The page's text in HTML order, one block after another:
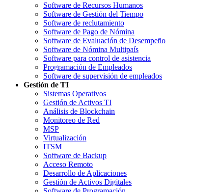
Software de Recursos Humanos
Software de Gestión del Tiempo
Software de reclutamiento
Software de Pago de Nómina
Software de Evaluación de Desempeño
Software de Nómina Multipaís
Software para control de asistencia
Programación de Empleados
Software de supervisión de empleados
Gestión de TI
Sistemas Operativos
Gestión de Activos TI
Análisis de Blockchain
Monitoreo de Red
MSP
Virtualización
ITSM
Software de Backup
Acceso Remoto
Desarrollo de Aplicaciones
Gestión de Activos Digitales